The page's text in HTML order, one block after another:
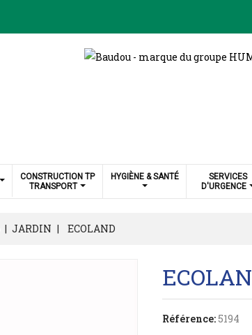
CONSTRUCTION TP
TRANSPORT
HYGIÈNE & SANTÉ
SERVICES
D'URGENCE
JARDIN ECOLAND
Référence:5194